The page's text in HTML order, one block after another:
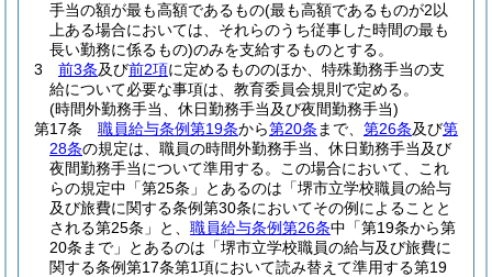
手当の額が最も高額であるもの(最も高額であるものが2以
上ある場合においては、それらのうち従事した時間の最も
長い勤務に係るもの)のみを支給するものとする。
3
前3条及び前2項に定めるもののほか、特殊勤務手当の支
給について必要な事項は、教育委員会規則で定める。
(時間外勤務手当、休日勤務手当及び夜間勤務手当)
第17条
職員給与条例第19条から第20条 まで、 第26条及び第
28条の規定は、職員の時間外勤務手当、休日勤務手当及び
夜間勤務手当について準用する。
この場合において、これ
らの規定中「第25条」とあるのは「堺市立学校職員の給与
及び旅費に関する条例第30条においてその例によることと
される第25条」と、 職員給与条例第26条中「第19条から第
20条まで」とあるのは「堺市立学校職員の給与及び旅費に
関する条例第17条第1項において読み替えて準用する第19